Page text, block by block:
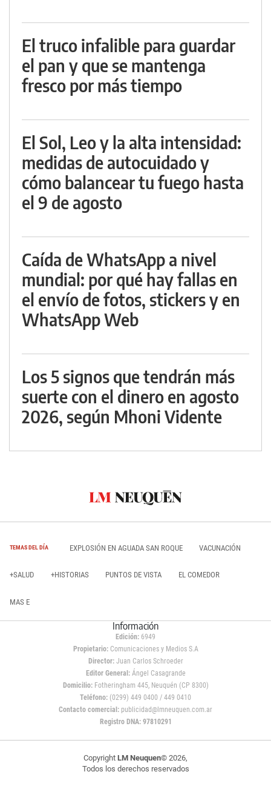
El truco infalible para guardar
el pan y que se mantenga
fresco por más tiempo
El Sol, Leo y la alta intensidad:
medidas de autocuidado y
cómo balancear tu fuego hasta
el 9 de agosto
Caída de WhatsApp a nivel
mundial: por qué hay fallas en
el envío de fotos, stickers y en
WhatsApp Web
Los 5 signos que tendrán más
suerte con el dinero en agosto
2026, según Mhoni Vidente
TEMAS DEL DÍA EXPLOSIÓN EN AGUADA SAN ROQUE VACUNACIÓN
+SALUD +HISTORIAS PUNTOS DE VISTA EL COMEDOR
MAS E
Información
Edición: 6949
Propietario:Comunicaciones y Medios S.A
Director: Juan Carlos Schroeder
Editor General:Ángel Casagrande
Domicilio:Fotheringham 445, Neuquén (CP 8300)
Teléfono: (0299) 449 0400 / 449 0410
Contacto comercial: publicidad@lmneuquen.com.ar
Registro DNA: 97810291
Copyright LM Neuquen© 2026,
Todos los derechos reservados